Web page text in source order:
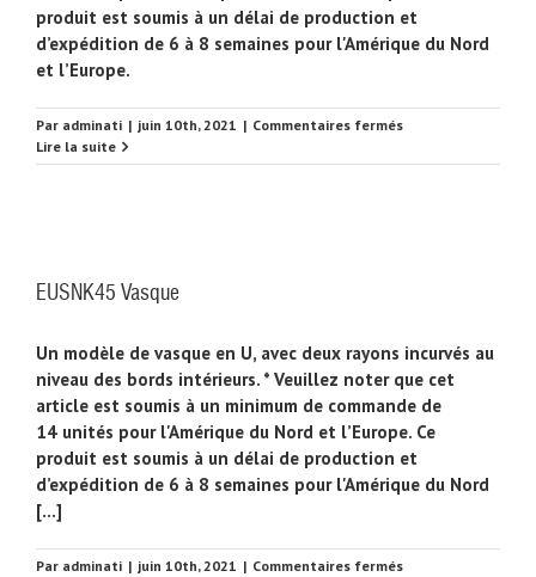
produit est soumis à un délai de production et
d’expédition de 6 à 8 semaines pour l'Amérique du Nord
et l’Europe.
Par adminati | juin 10th, 2021 | Commentaires ferméssur
Bac
Lire la suite
EUSNK45 Vasque
Un modèle de vasque en U, avec deux rayons incurvés au
niveau des bords intérieurs. * Veuillez noter que cet
article est soumis à un minimum de commande de
14 unités pour l'Amérique du Nord et l’Europe. Ce
produit est soumis à un délai de production et
d’expédition de 6 à 8 semaines pour l'Amérique du Nord
[...]
Par adminati | juin 10th, 2021 | Commentaires ferméssur